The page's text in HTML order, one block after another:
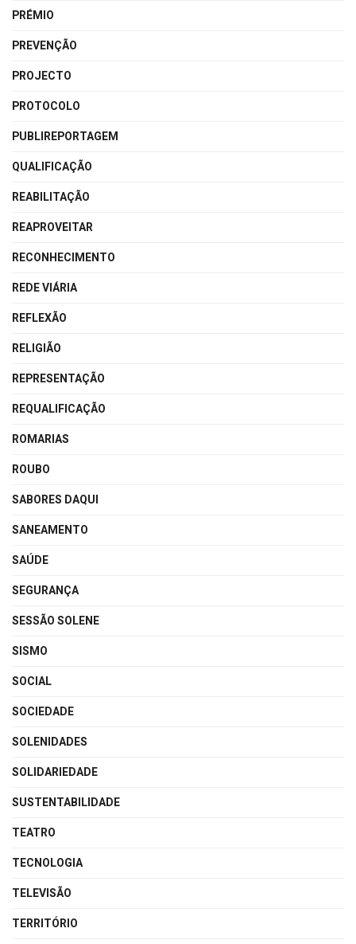
PRÉMIO
PREVENÇÃO
PROJECTO
PROTOCOLO
PUBLIREPORTAGEM
QUALIFICAÇÃO
REABILITAÇÃO
REAPROVEITAR
RECONHECIMENTO
REDE VIÁRIA
REFLEXÃO
RELIGIÃO
REPRESENTAÇÃO
REQUALIFICAÇÃO
ROMARIAS
ROUBO
SABORES DAQUI
SANEAMENTO
SAÚDE
SEGURANÇA
SESSÃO SOLENE
SISMO
SOCIAL
SOCIEDADE
SOLENIDADES
SOLIDARIEDADE
SUSTENTABILIDADE
TEATRO
TECNOLOGIA
TELEVISÃO
TERRITÓRIO